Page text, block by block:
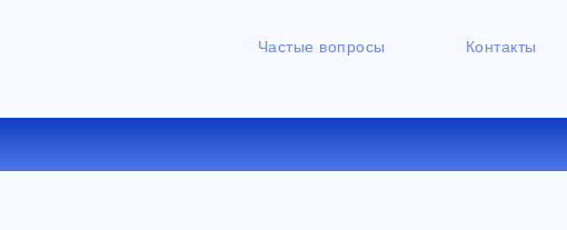
Частые вопросы Контакты
MP4 В WMA ОНЛАЙН